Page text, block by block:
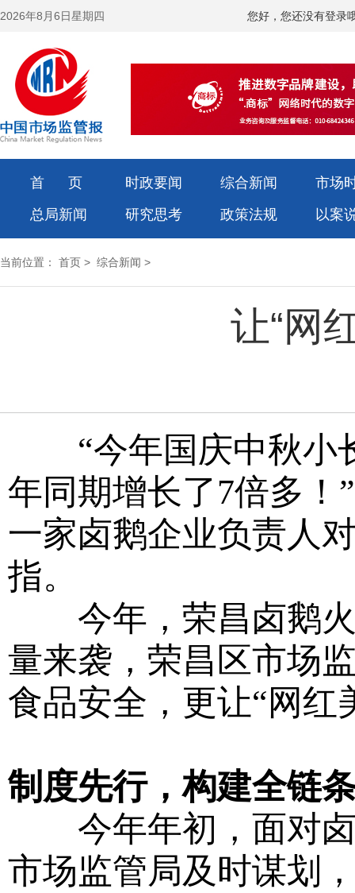
2026年8月6日星期四 您好，您还没有登录
首 页 时政要闻 综合新闻
市场
总局新闻
研究思考 政策法规 以案
当前位置： 首页 > 综合新闻 >
让“网
“今年国庆中秋小长
年同期增长了7倍多！
一家卤鹅企业负责人
指。
今年，荣昌卤鹅火
量来袭，荣昌区市场
食品安全，更让“网红
制度先行，构建全链
今年年初，面对卤
市场监管局及时谋划